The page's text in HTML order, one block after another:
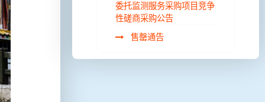
委托监测服务采购项目竞争
性磋商采购公告
售罄通告